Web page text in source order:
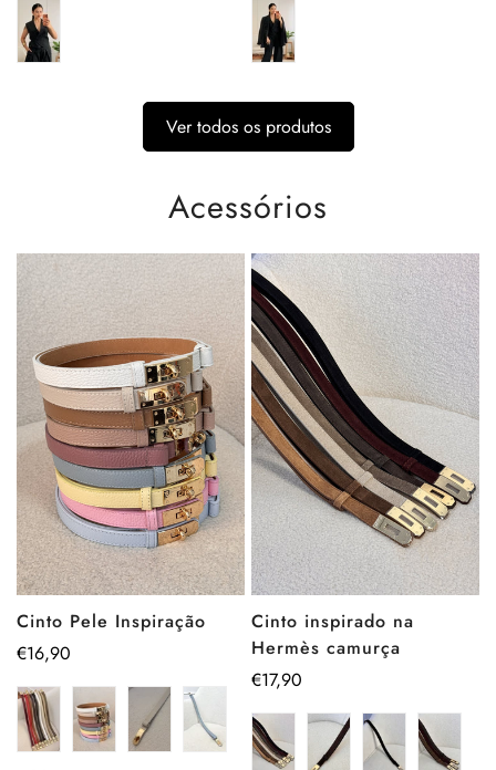
Ver todos os produtos
Acessórios
Cinto Pele Inspiração
Preço
€16,90
Cinto inspirado na
Hermès camurça
Preço
€17,90